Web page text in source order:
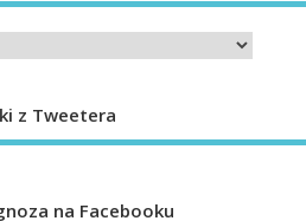
z Tweetera
na Facebooku